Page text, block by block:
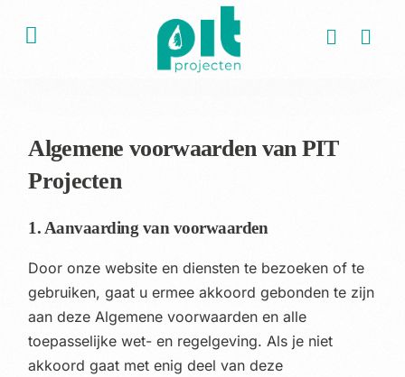
Algemene voorwaarden van PIT
Projecten
1. Aanvaarding van voorwaarden
Door onze website en diensten te bezoeken of te
gebruiken, gaat u ermee akkoord gebonden te zijn
aan deze Algemene voorwaarden en alle
toepasselijke wet- en regelgeving. Als je niet
akkoord gaat met enig deel van deze